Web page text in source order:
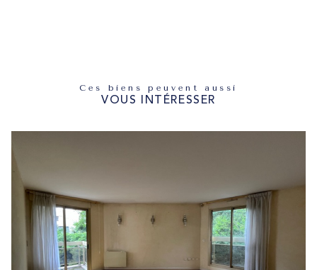
Ces biens peuvent aussi
VOUS INTÉRESSER